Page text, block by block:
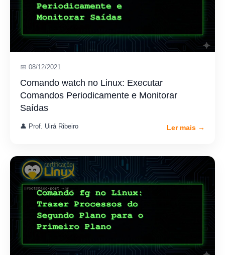
📅 08/12/2021
Comando watch no Linux: Executar
Comandos Periodicamente e Monitorar
Saídas
👤 Prof. Uirá Ribeiro Ler mais →